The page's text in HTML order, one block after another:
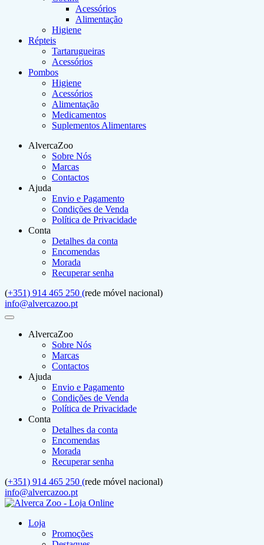
Acessórios
Alimentação
Higiene
Répteis
Tartarugueiras
Acessórios
Pombos
Higiene
Acessórios
Alimentação
Medicamentos
Suplementos Alimentares
AlvercaZoo
Sobre Nós
Marcas
Contactos
Ajuda
Envio e Pagamento
Condições de Venda
Política de Privacidade
Conta
Detalhes da conta
Encomendas
Morada
Recuperar senha
(+351) 914 465 250 (rede móvel nacional)
info@alvercazoo.pt
AlvercaZoo
Sobre Nós
Marcas
Contactos
Ajuda
Envio e Pagamento
Condições de Venda
Política de Privacidade
Conta
Detalhes da conta
Encomendas
Morada
Recuperar senha
(+351) 914 465 250 (rede móvel nacional)
info@alvercazoo.pt
Loja
Promoções